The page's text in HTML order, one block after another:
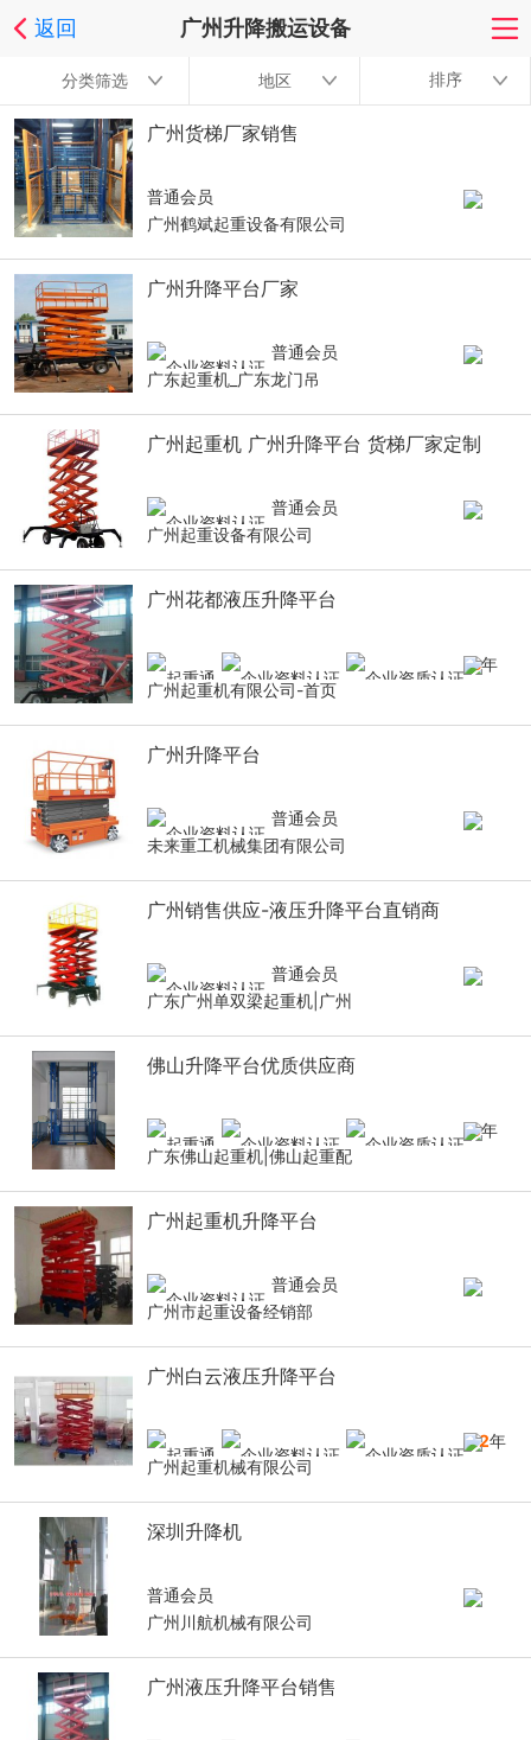
返回 广州升降搬运设备
分类筛选 地区 排序
广州货梯厂家销售
普通会员
广州鹤斌起重设备有限公司
广州升降平台厂家
普通会员
广东起重机_广东龙门吊
广州起重机 广州升降平台 货梯厂家定制
普通会员
广州起重设备有限公司
广州花都液压升降平台
8年
广州起重机有限公司-首页
广州升降平台
普通会员
未来重工机械集团有限公司
广州销售供应-液压升降平台直销商
普通会员
广东广州单双梁起重机|广州
佛山升降平台优质供应商
9年
广东佛山起重机|佛山起重配
广州起重机升降平台
普通会员
广州市起重设备经销部
广州白云液压升降平台
12年
广州起重机械有限公司
深圳升降机
普通会员
广州川航机械有限公司
广州液压升降平台销售